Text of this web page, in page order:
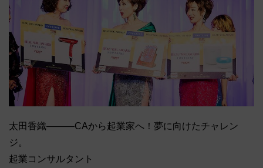
太田香織―――CAから起業家へ！夢に向けたチャレン
ジ。
起業コンサルタント